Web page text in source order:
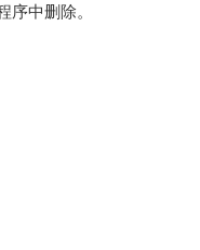
中删除。